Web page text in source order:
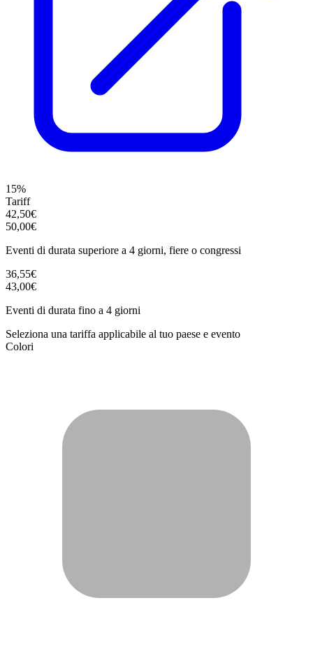
15%
Tariff
42,50€
50,00€
Eventi di durata superiore a 4 giorni, fiere o congressi
36,55€
43,00€
Eventi di durata fino a 4 giorni
Seleziona una tariffa applicabile al tuo paese e evento
Colori